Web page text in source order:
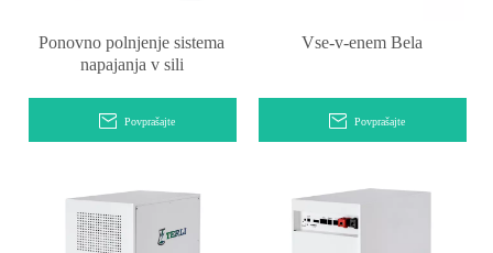
Ponovno polnjenje sistema
napajanja v sili
Povprašajte
Vse-v-enem Bela
Povprašajte